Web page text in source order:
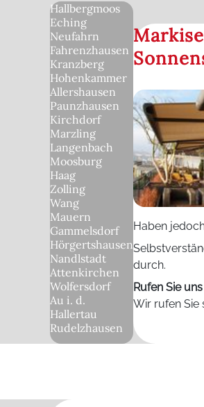
Haben
durch.
Rufen Sie
Wir rufen Sie
Hallbergmoos
Eching
Neufahrn
Fahrenzhausen
Kranzberg
Hohenkammer
Allershausen
Paunzhausen
Kirchdorf
Marzling
Langenbach
Moosburg
Haag
Zolling
Wang
Mauern
Gammelsdorf
Hörgertshausen
Nandlstadt
Attenkirchen
Wolfersdorf
Au i. d.
Hallertau
Rudelzhausen